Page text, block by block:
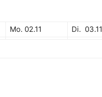
Mo. 02.11 Di. 03.11